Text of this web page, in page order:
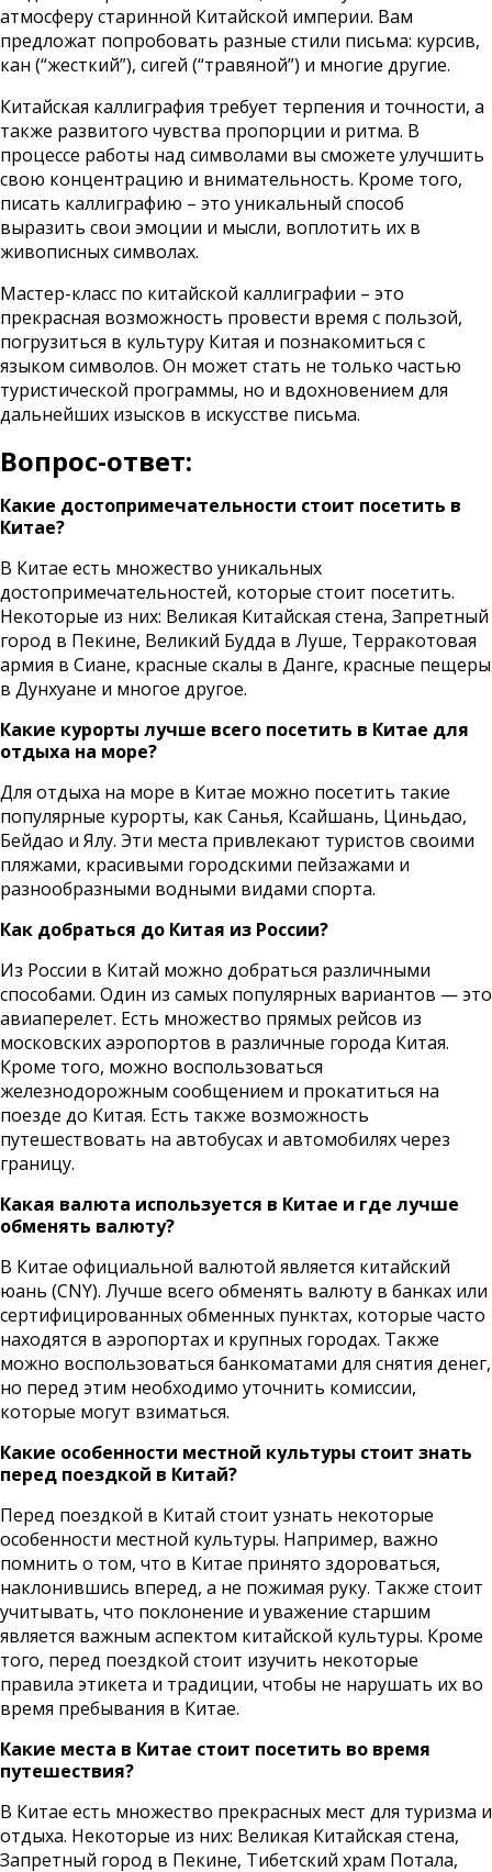
атмосферу старинной Китайской империи. Вам
предложат попробовать разные стили письма: курсив,
кан (“жесткий”), сигей (“травяной”) и многие другие.
Китайская каллиграфия требует терпения и точности, а
также развитого чувства пропорции и ритма. В
процессе работы над символами вы сможете улучшить
свою концентрацию и внимательность. Кроме того,
писать каллиграфию – это уникальный способ
выразить свои эмоции и мысли, воплотить их в
живописных символах.
Мастер-класс по китайской каллиграфии – это
прекрасная возможность провести время с пользой,
погрузиться в культуру Китая и познакомиться с
языком символов. Он может стать не только частью
туристической программы, но и вдохновением для
дальнейших изысков в искусстве письма.
Вопрос-ответ:
Какие достопримечательности стоит посетить в
Китае?
В Китае есть множество уникальных
достопримечательностей, которые стоит посетить.
Некоторые из них: Великая Китайская стена, Запретный
город в Пекине, Великий Будда в Луше, Терракотовая
армия в Сиане, красные скалы в Данге, красные пещеры
в Дунхуане и многое другое.
Какие курорты лучше всего посетить в Китае для
отдыха на море?
Для отдыха на море в Китае можно посетить такие
популярные курорты, как Санья, Ксайшань, Циньдао,
Бейдао и Ялу. Эти места привлекают туристов своими
пляжами, красивыми городскими пейзажами и
разнообразными водными видами спорта.
Как добраться до Китая из России?
Из России в Китай можно добраться различными
способами. Один из самых популярных вариантов — это
авиаперелет. Есть множество прямых рейсов из
московских аэропортов в различные города Китая.
Кроме того, можно воспользоваться
железнодорожным сообщением и прокатиться на
поезде до Китая. Есть также возможность
путешествовать на автобусах и автомобилях через
границу.
Какая валюта используется в Китае и где лучше
обменять валюту?
В Китае официальной валютой является китайский
юань (CNY). Лучше всего обменять валюту в банках или
сертифицированных обменных пунктах, которые часто
находятся в аэропортах и крупных городах. Также
можно воспользоваться банкоматами для снятия денег,
но перед этим необходимо уточнить комиссии,
которые могут взиматься.
Какие особенности местной культуры стоит знать
перед поездкой в Китай?
Перед поездкой в Китай стоит узнать некоторые
особенности местной культуры. Например, важно
помнить о том, что в Китае принято здороваться,
наклонившись вперед, а не пожимая руку. Также стоит
учитывать, что поклонение и уважение старшим
является важным аспектом китайской культуры. Кроме
того, перед поездкой стоит изучить некоторые
правила этикета и традиции, чтобы не нарушать их во
время пребывания в Китае.
Какие места в Китае стоит посетить во время
путешествия?
В Китае есть множество прекрасных мест для туризма и
отдыха. Некоторые из них: Великая Китайская стена,
Запретный город в Пекине, Тибетский храм Потала,